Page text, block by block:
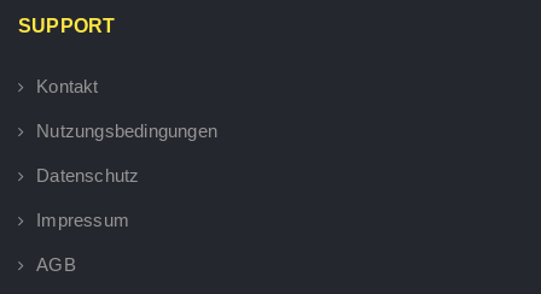
SUPPORT
Kontakt
Nutzungsbedingungen
Datenschutz
Impressum
AGB